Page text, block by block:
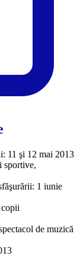
11 şi 12 mai 2013
sportive,
1 iunie
de muzică